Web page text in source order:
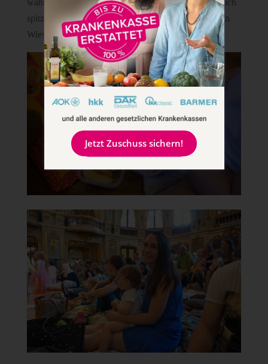
während der Vorstellung essen durfte, fand sie natürlich
spitze. Vielen Dank für diesen schönen Nachmittag in
Wiesbaden.
Jetzt Zuschuss sichern!